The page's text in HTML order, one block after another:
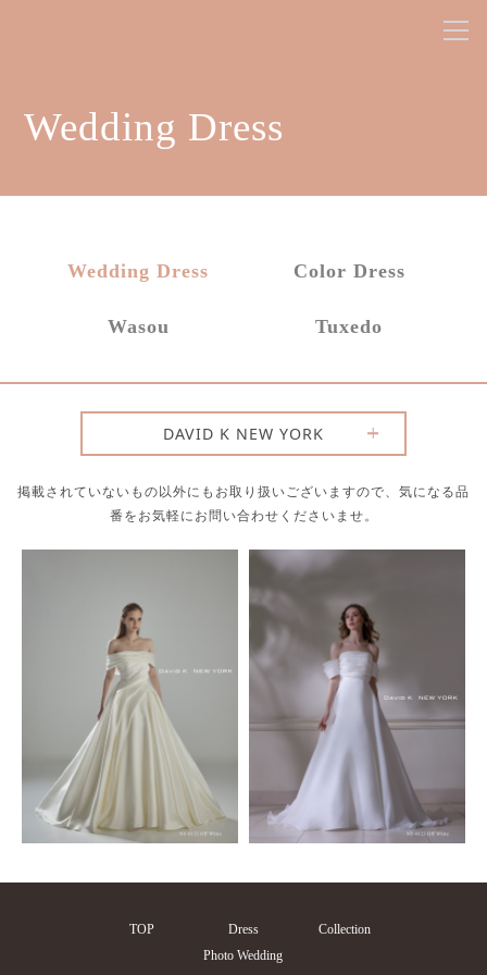
Wedding Dress
Wedding Dress Color Dress
Wasou Tuxedo
DAVID K NEW YORK
Brilliantayu
Irida maison
KIYOKO HATA
Myth Mock Moon
掲載されていないもの以外にもお取り扱いございますので、気になる品
番をお気軽にお問い合わせくださいませ。
TOP Dress
Collection
Photo Wedding